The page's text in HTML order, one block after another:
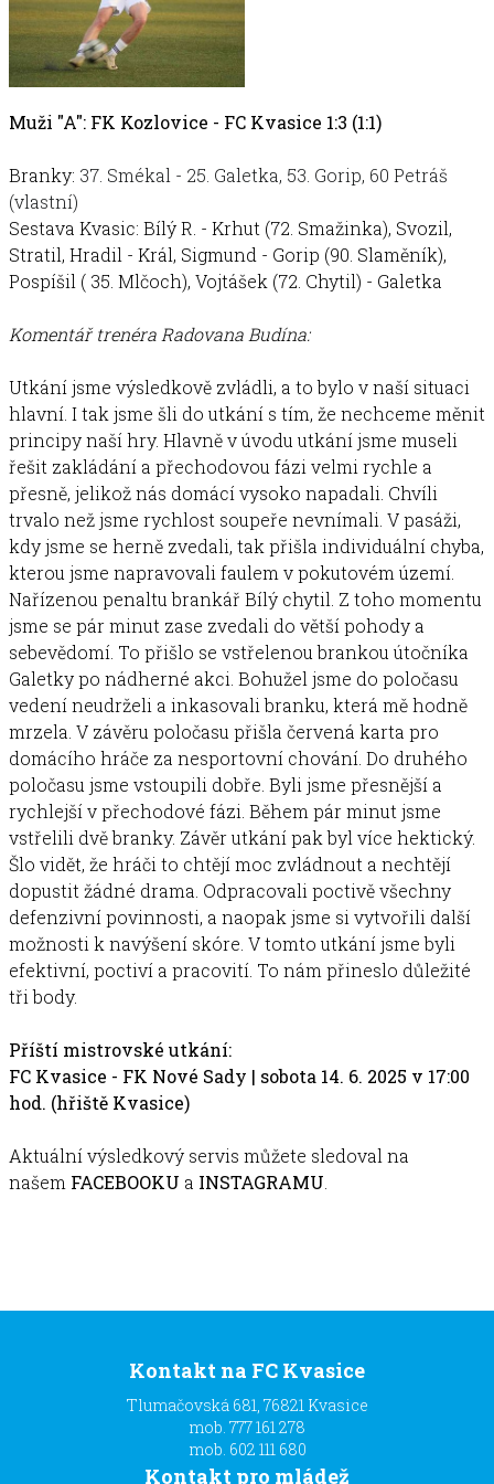
Muži "A": FK Kozlovice - FC Kvasice 1:3 (1:1)
Branky: 37. Smékal - 25. Galetka, 53. Gorip, 60 Petráš
(vlastní)
Sestava Kvasic: Bílý R. - Krhut (72. Smažinka), Svozil,
Stratil, Hradil - Král, Sigmund - Gorip (90. Slaměník),
Pospíšil ( 35. Mlčoch), Vojtášek (72. Chytil) - Galetka
Komentář trenéra Radovana Budína:
Utkání jsme výsledkově zvládli, a to bylo v naší situaci
hlavní. I tak jsme šli do utkání s tím, že nechceme měnit
principy naší hry. Hlavně v úvodu utkání jsme museli
řešit zakládání a přechodovou fázi velmi rychle a
přesně, jelikož nás domácí vysoko napadali. Chvíli
trvalo než jsme rychlost soupeře nevnímali. V pasáži,
kdy jsme se herně zvedali, tak přišla individuální chyba,
kterou jsme napravovali faulem v pokutovém území.
Nařízenou penaltu brankář Bílý chytil. Z toho momentu
jsme se pár minut zase zvedali do větší pohody a
sebevědomí. To přišlo se vstřelenou brankou útočníka
Galetky po nádherné akci. Bohužel jsme do poločasu
vedení neudrželi a inkasovali branku, která mě hodně
mrzela. V závěru poločasu přišla červená karta pro
domácího hráče za nesportovní chování. Do druhého
poločasu jsme vstoupili dobře. Byli jsme přesnější a
rychlejší v přechodové fázi. Během pár minut jsme
vstřelili dvě branky. Závěr utkání pak byl více hektický.
Šlo vidět, že hráči to chtějí moc zvládnout a nechtějí
dopustit žádné drama. Odpracovali poctivě všechny
defenzivní povinnosti, a naopak jsme si vytvořili další
možnosti k navýšení skóre. V tomto utkání jsme byli
efektivní, poctiví a pracovití. To nám přineslo důležité
tři body.
Příští mistrovské utkání:
FC Kvasice - FK Nové Sady | sobota 14. 6. 2025 v 17:00
hod. (hřiště Kvasice)
Aktuální výsledkový servis můžete sledoval na
našem FACEBOOKU a INSTAGRAMU
Kontakt na FC Kvasice
Tlumačovská 681, 76821 Kvasice
mob. 777 161 278
mob. 602 111 680
Kontakt pro mládež